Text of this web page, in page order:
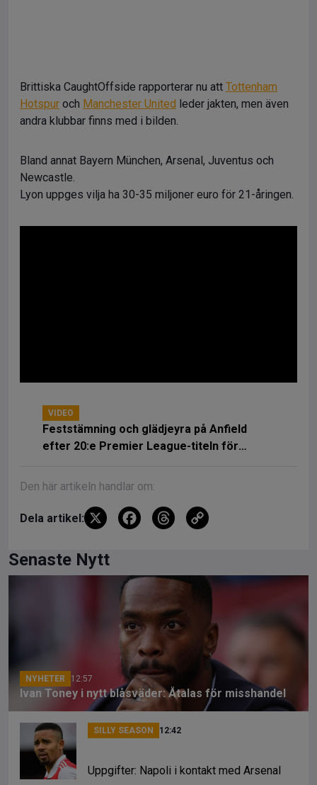
Brittiska CaughtOffside rapporterar nu att Tottenham
Hotspur och Manchester United leder jakten, men även
andra klubbar finns med i bilden.
Bland annat Bayern München, Arsenal, Juventus och
Newcastle.
Lyon uppges vilja ha 30-35 miljoner euro för 21-åringen.
VIDEO
Feststämning och glädjeyra på Anfield
efter 20:e Premier League-titeln för
Den här artikeln handlar om:
Dela artikel: X
F
b
o
o
k
T
a
d
s
Li
n
k
Senaste Nytt
NYHETER 12:57
Ivan Toney i nytt blåsväder: Åtalas för misshandel
SILLY SEASON 12:42
Uppgifter: Napoli i kontakt med Arsenal